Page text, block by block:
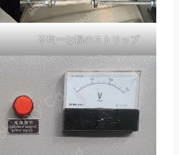
不均一な幅のストリップ